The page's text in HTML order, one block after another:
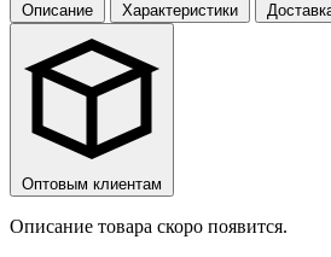
Описание Характеристики
Оптовым клиентам
Описание товара скоро появится.